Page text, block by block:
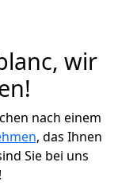
wir
nach einem
, das Ihnen
Sie bei uns